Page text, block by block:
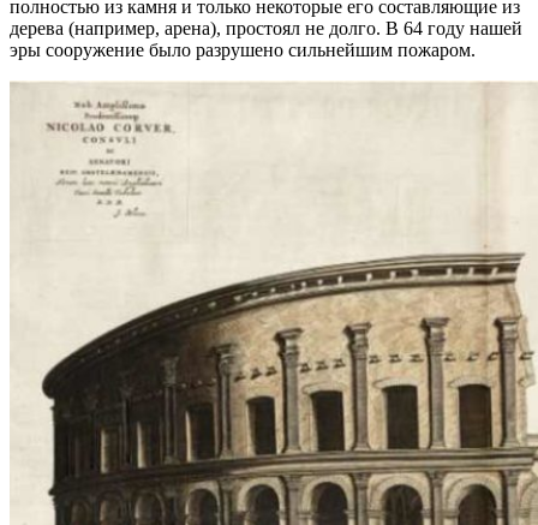
полностью из камня и только некоторые его составляющие из
дерева (например, арена), простоял не долго. В 64 году нашей
эры сооружение было разрушено сильнейшим пожаром.